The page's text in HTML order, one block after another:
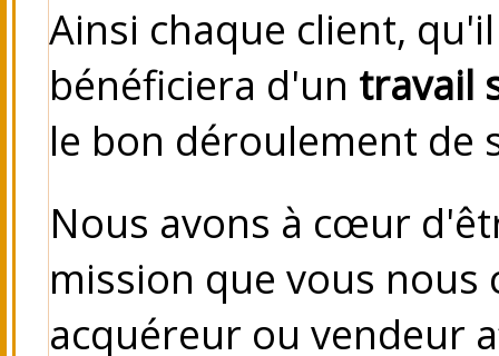
Ainsi chaque client,
bénéficiera d'un travail
le bon déroulement
Nous avons à cœur
mission que vous nous
acquéreur ou vendeur